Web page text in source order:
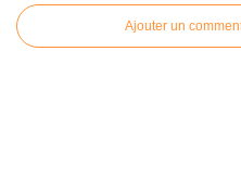
Ajouter un